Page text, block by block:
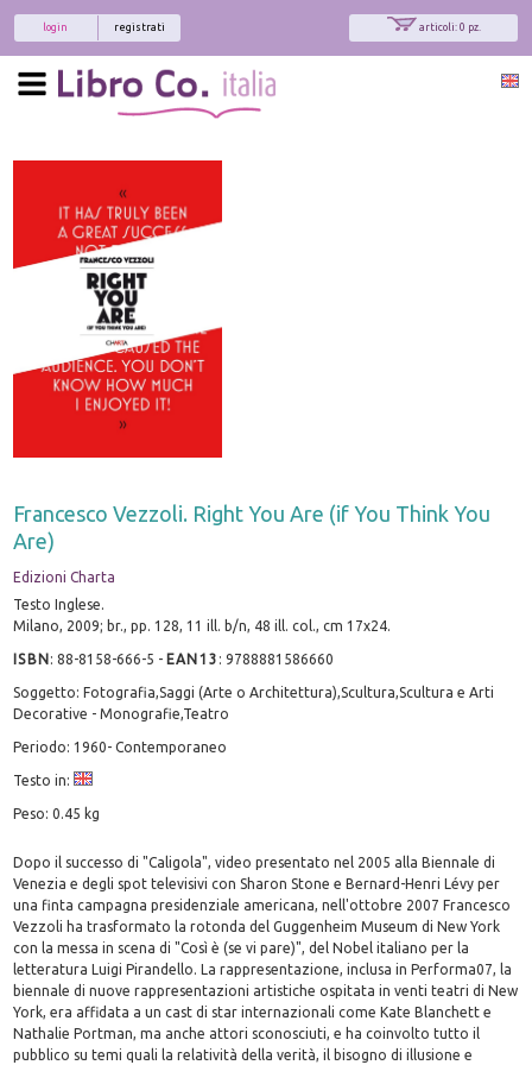
articoli: 0 pz.
registrati
login
Francesco Vezzoli. Right You Are (if You Think You
Are)
Edizioni Charta
Testo Inglese.
Milano, 2009; br., pp. 128, 11 ill. b/n, 48 ill. col., cm 17x24.
ISBN:88-8158-666-5 - EAN13 :9788881586660
Soggetto: Fotografia,Saggi (Arte o Architettura),Scultura,Scultura e Arti
Decorative - Monografie,Teatro
Periodo: 1960- Contemporaneo
Testo in:
Peso: 0.45 kg
Dopo il successo di "Caligola", video presentato nel 2005 alla Biennale di
Venezia e degli spot televisivi con Sharon Stone e Bernard-Henri Lévy per
una finta campagna presidenziale americana, nell'ottobre 2007 Francesco
Vezzoli ha trasformato la rotonda del Guggenheim Museum di New York
con la messa in scena di "Così è (se vi pare)", del Nobel italiano per la
letteratura Luigi Pirandello. La rappresentazione, inclusa in Performa07, la
biennale di nuove rappresentazioni artistiche ospitata in venti teatri di New
York, era affidata a un cast di star internazionali come Kate Blanchett e
Nathalie Portman, ma anche attori sconosciuti, e ha coinvolto tutto il
pubblico su temi quali la relatività della verità, il bisogno di illusione e